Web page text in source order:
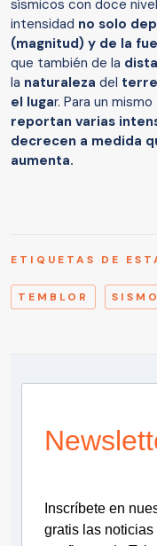
sísmicos con doce
intensidad no solo
(magnitud) y de la
que también de la
la naturaleza del
el lugar. Para un
reportan varias
decrecen a medida
aumenta.
ETIQUETAS DE
TEMBLOR SISMO
Inscríbete en
gratis las